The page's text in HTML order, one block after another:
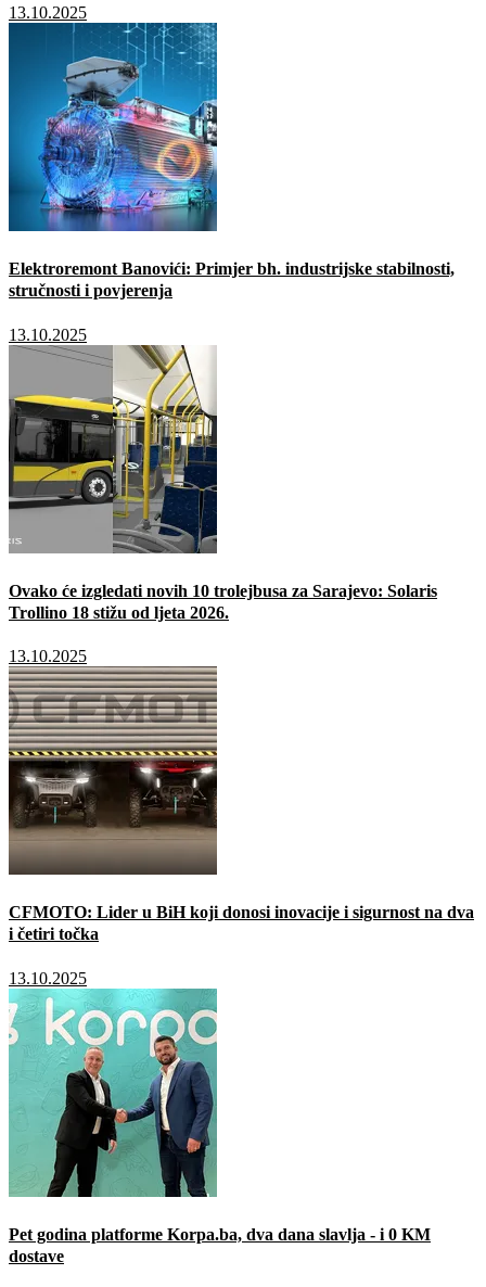
13.10.2025
Elektroremont Banovići: Primjer bh. industrijske stabilnosti,
stručnosti i povjerenja
13.10.2025
Ovako će izgledati novih 10 trolejbusa za Sarajevo: Solaris
Trollino 18 stižu od ljeta 2026.
13.10.2025
CFMOTO: Lider u BiH koji donosi inovacije i sigurnost na dva
i četiri točka
13.10.2025
Pet godina platforme Korpa.ba, dva dana slavlja - i 0 KM
dostave